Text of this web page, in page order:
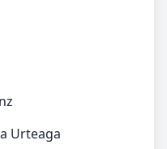
Urteaga